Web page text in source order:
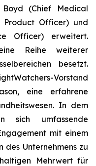
(Chief Medical
Product Officer) und
Officer) erweitert.
Reihe weiterer
besetzt.
Vorstand
eine erfahrene
In dem
sich umfassende
mit einem
des Unternehmens zu
Mehrwert für